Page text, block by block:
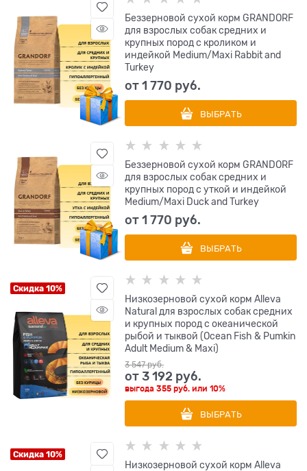
Беззерновой cухой корм GRANDORF
для взрослых собак средних и
крупных пород с кроликом и
индейкой Medium/Maxi Rabbit and
Turkey
от1 770 руб.
ВЫБРАТЬ
Беззерновой cухой корм GRANDORF
для взрослых собак средних и
крупных пород с уткой и индейкой
Medium/Maxi Duck and Turkey
от1 770 руб.
ВЫБРАТЬ
Скидка 10%
Низкозерновой сухой корм Alleva
Natural для взрослых собак средних
и крупных пород с океанической
рыбой и тыквой (Ocean Fish & Pumkin
Adult Medium & Maxi)
3 547 руб.
от3 192 руб.
выгода355 руб. или10%
ВЫБРАТЬ
Скидка 10%
Низкозерновой сухой корм Alleva